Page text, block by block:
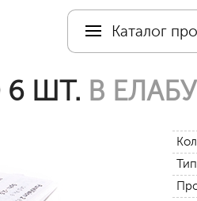
Каталог
6 ШТ. В
Тип